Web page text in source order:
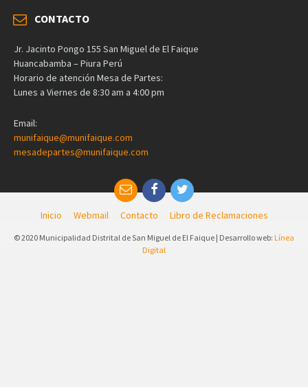
CONTACTO
Jr. Jacinto Pongo 155 San Miguel de El Faique
Huancabamba – Piura Perú
Horario de atención Mesa de Partes:
Lunes a Viernes de 8:30 am a 4:00 pm
Email:
munifaique@munifaique.com
mesadepartes@munifaique.com
Inicio Webmail Contacto Libro de Reclamaciones
© 2020 Municipalidad Distrital de San Miguel de El Faique | Desarrollo web: Línea
Digital